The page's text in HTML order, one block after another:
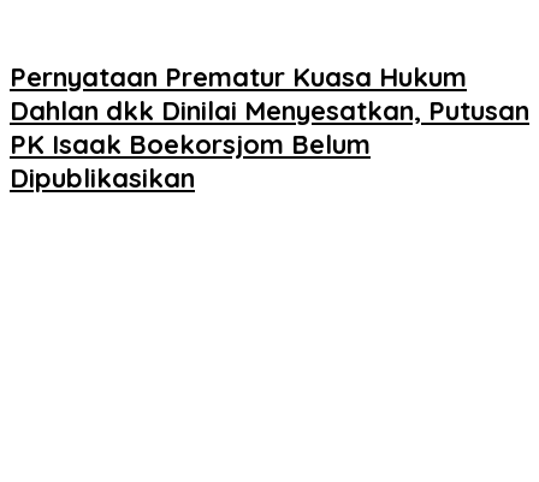
Pernyataan Prematur Kuasa Hukum
Dahlan dkk Dinilai Menyesatkan, Putusan
PK Isaak Boekorsjom Belum
Dipublikasikan